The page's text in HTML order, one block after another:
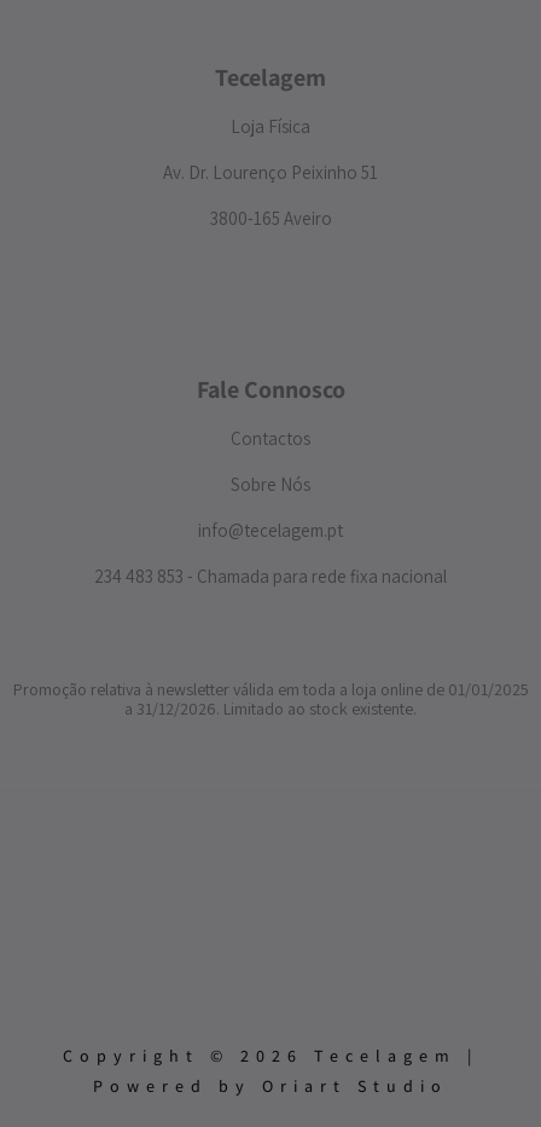
Tecelagem
Loja Física
Av. Dr. Lourenço Peixinho 51
3800-165 Aveiro
Fale Connosco
Contactos
Sobre Nós
info@tecelagem.pt
234 483 853 - Chamada para rede fixa nacional
Promoção relativa à newsletter válida em toda a loja online de 01/01/2025
a 31/12/2026. Limitado ao stock existente.
Copyright © 2026 Tecelagem |
Powered by Oriart Studio